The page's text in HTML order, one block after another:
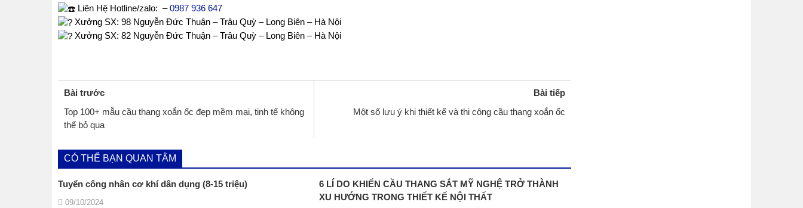
Liên Hệ Hotline/zalo: –0987 936 647
Xưởng SX: 98 Nguyễn Đức Thuận – Trâu Quỳ – Long Biên – Hà Nội
Xưởng SX: 82 Nguyễn Đức Thuận – Trâu Quỳ – Long Biên – Hà Nội
Bài trước
Top 100+ mẫu cầu thang xoắn ốc đẹp mềm mại, tinh tế không
thể bỏ qua
Bài tiếp
Một số lưu ý khi thiết kế và thi công cầu thang xoắn ốc
CÓ THỂ BẠN QUAN TÂM
Tuyển công nhân cơ khí dân dụng (8-15 triệu)
09/10/2024
6 LÍ DO KHIẾN CẦU THANG SẮT MỸ NGHỆ TRỞ THÀNH
XU HƯỚNG TRONG THIẾT KẾ NỘI THẤT